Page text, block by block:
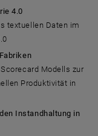
4.0
textuellen Daten im
Modells zur
Produktivität in
Instandhaltung in